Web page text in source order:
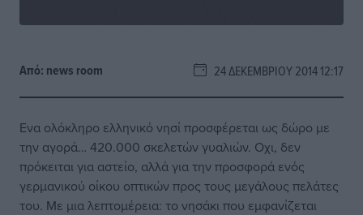
Από: news room 24 ΔΕΚΕΜΒΡΊΟΥ 2014 12:17
Ενα ολόκληρο ελληνικό νησί προσφέρεται ως δώρο με
την αγορά… 420.000 σκελετών γυαλιών. Οχι, δεν
πρόκειται για αστείο, αλλά για την προσφορά ενός
γερμανικού οίκου οπτικών προς τους μεγάλους πελάτες
του. Με μια λεπτομέρεια: το νησάκι που εμφανίζεται